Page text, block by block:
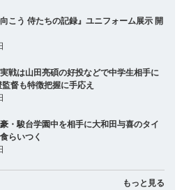
こう 侍たちの記録』ユニフォーム展示 開
戦は山田亮碩の好投などで中学生相手に
督も特徴把握に手応え
・駿台学園中を相手に大和田与喜のタイ
らいつく
もっと見る